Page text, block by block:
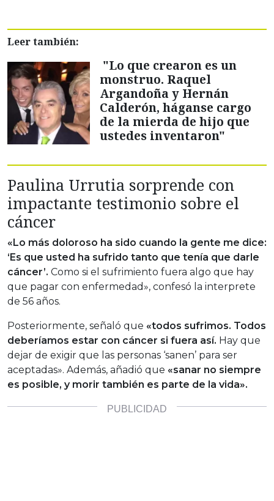
Leer también:
"Lo que crearon es un
monstruo. Raquel
Argandoña y Hernán
Calderón, háganse cargo
de la mierda de hijo que
ustedes inventaron"
Paulina Urrutia sorprende con
impactante testimonio sobre el
cáncer
«Lo más doloroso ha sido cuando la gente me dice:
‘Es que usted ha sufrido tanto que tenía que darle
cáncer’. Como si el sufrimiento fuera algo que hay
que pagar con enfermedad», confesó la interprete
de 56 años.
Posteriormente, señaló que «todos sufrimos. Todos
deberíamos estar con cáncer si fuera así. Hay que
dejar de exigir que las personas ‘sanen’ para ser
aceptadas». Además, añadió que «sanar no siempre
es posible, y morir también es parte de la vida».